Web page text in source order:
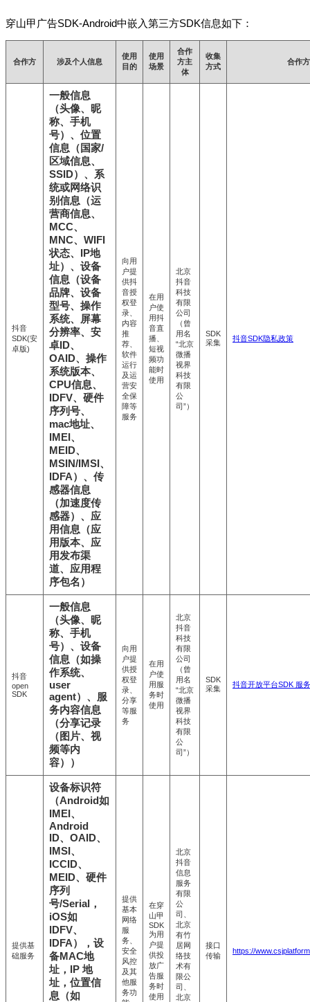
穿山甲广告SDK-Android中嵌入第三方SDK信息如下：
合作方 涉及个人信息
使用
目的
使用
场景
合作
方主
体
收集
方式
合作
抖音
SDK(安
卓版)
一般信息
（头像、昵
称、手机
号）、位置
信息（国家/
区域信息、
SSID）、系
统或网络识
别信息（运
营商信息、
MCC、
MNC、WIFI
状态、IP地
址）、设备
信息（设备
品牌、设备
型号、操作
系统、屏幕
分辨率、安
卓ID、
OAID、操作
系统版本、
CPU信息、
IDFV、硬件
序列号、
mac地址、
IMEI、
MEID、
MSIN/IMSI、
IDFA）、传
感器信息
（加速度传
感器）、应
用信息（应
用版本、应
用发布渠
道、应用程
序包名）
向用
户提
供抖
音授
权登
录、
内容
推
荐、
软件
运行
及运
营安
全保
障等
服务
在用
户使
用抖
音直
播、
短视
频功
能时
使用
北京
抖音
科技
有限
公司
（曾
用名
“北京
微播
视界
科技
有限
公
司”）
SDK
采集
抖音SDK隐私政策
抖音
open
SDK
一般信息
（头像、昵
称、手机
号）、设备
信息（如操
作系统、
user
agent）、服
务内容信息
（分享记录
（图片、视
频等内
容））
向用
户提
供授
权登
录、
分享
等服
务
在用
户使
用服
务时
使用
北京
抖音
科技
有限
公司
（曾
用名
“北京
微播
视界
科技
有限
公
司”）
SDK
采集
抖音开放平台SDK 服
提供基
础服务
设备标识符
（Android如
IMEI、
Android
ID、OAID、
IMSI、
ICCID、
MEID、硬件
序列
号/Serial，
iOS如
IDFV、
IDFA），设
备MAC地
址，IP 地
址，位置信
息（如
提供
基本
网络
服
务、
安全
风控
及其
他服
务功
在穿
山甲
SDK
为用
户提
供投
放广
告服
务时
使用
北京
抖音
信息
服务
有限
公
司、
北京
有竹
居网
络技
术有
限公
司、
北京
接口
传输
https://